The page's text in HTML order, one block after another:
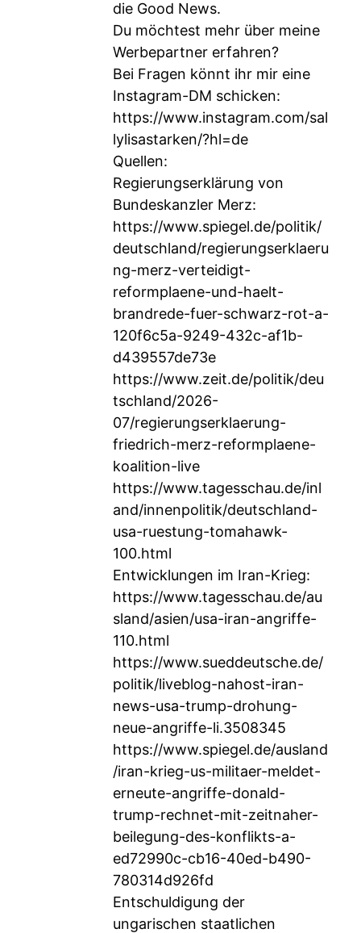
die Good News.
Du möchtest mehr über meine
Werbepartner erfahren?
Bei Fragen könnt ihr mir eine
Instagram-DM schicken:
https://www.instagram.com/sal
lylisastarken/?hl=de
Quellen:
Regierungserklärung von
Bundeskanzler Merz:
https://www.spiegel.de/politik/
deutschland/regierungserklaeru
ng-merz-verteidigt-
reformplaene-und-haelt-
brandrede-fuer-schwarz-rot-a-
120f6c5a-9249-432c-af1b-
d439557de73e
https://www.zeit.de/politik/deu
tschland/2026-
07/regierungserklaerung-
friedrich-merz-reformplaene-
koalition-live
https://www.tagesschau.de/inl
and/innenpolitik/deutschland-
usa-ruestung-tomahawk-
100.html
Entwicklungen im Iran-Krieg:
https://www.tagesschau.de/au
sland/asien/usa-iran-angriffe-
110.html
https://www.sueddeutsche.de/
politik/liveblog-nahost-iran-
news-usa-trump-drohung-
neue-angriffe-li.3508345
https://www.spiegel.de/ausland
/iran-krieg-us-militaer-meldet-
erneute-angriffe-donald-
trump-rechnet-mit-zeitnaher-
beilegung-des-konflikts-a-
ed72990c-cb16-40ed-b490-
780314d926fd
Entschuldigung der
ungarischen staatlichen